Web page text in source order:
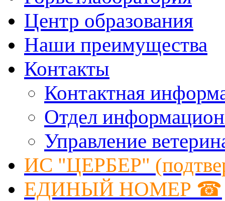
Центр образования
Наши преимущества
Контакты
Контактная
Отдел
Управление
ИС "ЦЕРБЕР"
ЕДИНЫЙ НОМЕР ☎